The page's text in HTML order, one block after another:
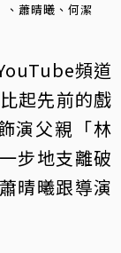
、蕭晴曦、何潔
頻道
起先前的戲
演父親「林
步地支離破
晴曦跟導演